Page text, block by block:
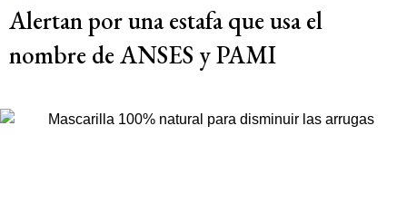
Alertan por una estafa que usa el
nombre de ANSES y PAMI